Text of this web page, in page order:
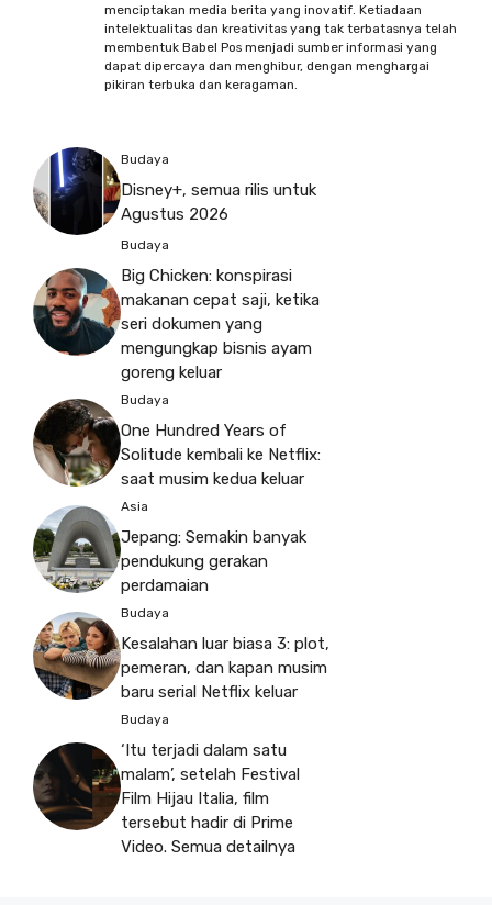
menciptakan media berita yang inovatif. Ketiadaan
intelektualitas dan kreativitas yang tak terbatasnya telah
membentuk Babel Pos menjadi sumber informasi yang
dapat dipercaya dan menghibur, dengan menghargai
pikiran terbuka dan keragaman.
Budaya
Disney+, semua rilis untuk
Agustus 2026
Budaya
Big Chicken: konspirasi
makanan cepat saji, ketika
seri dokumen yang
mengungkap bisnis ayam
goreng keluar
Budaya
One Hundred Years of
Solitude kembali ke Netflix:
saat musim kedua keluar
Asia
Jepang: Semakin banyak
pendukung gerakan
perdamaian
Budaya
Kesalahan luar biasa 3: plot,
pemeran, dan kapan musim
baru serial Netflix keluar
Budaya
‘Itu terjadi dalam satu
malam’, setelah Festival
Film Hijau Italia, film
tersebut hadir di Prime
Video. Semua detailnya